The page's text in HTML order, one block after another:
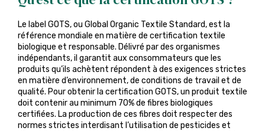
Le label GOTS, ou Global Organic Textile Standard, est la
référence mondiale en matière de certification textile
biologique et responsable. Délivré par des organismes
indépendants, il garantit aux consommateurs que les
produits qu’ils achètent répondent à des exigences strictes
en matière d’environnement, de conditions de travail et de
qualité. Pour obtenir la certification GOTS, un produit textile
doit contenir au minimum 70% de fibres biologiques
certifiées. La production de ces fibres doit respecter des
normes strictes interdisant l’utilisation de pesticides et